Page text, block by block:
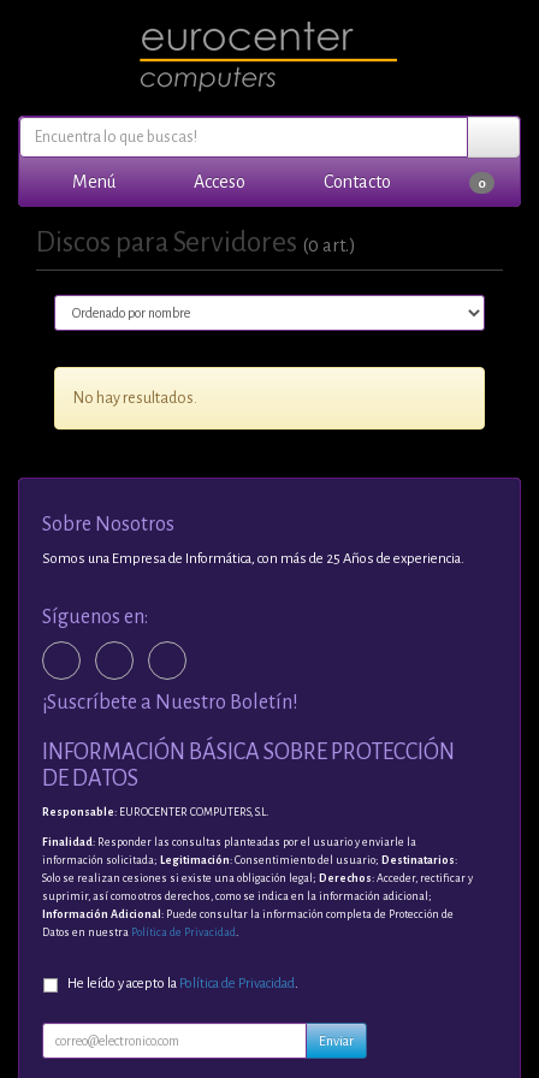
Menú Acceso Contacto 0
Discos para Servidores (0 art.)
No hay resultados.
Sobre Nosotros
Somos una Empresa de Informática, con más de 25 Años de experiencia.
Síguenos en:
¡Suscríbete a Nuestro Boletín!
INFORMACIÓN BÁSICA SOBRE PROTECCIÓN
DE DATOS
Responsable: EUROCENTER COMPUTERS, S.L.
Finalidad: Responder las consultas planteadas por el usuario y enviarle la
información solicitada; Legitimación: Consentimiento del usuario; Destinatarios:
Solo se realizan cesiones si existe una obligación legal; Derechos: Acceder, rectificar y
suprimir, así como otros derechos, como se indica en la información adicional;
Información Adicional : Puede consultar la información completa de Protección de
Datos en nuestra Política de Privacidad.
He leído y acepto la Política de Privacidad.
Enviar